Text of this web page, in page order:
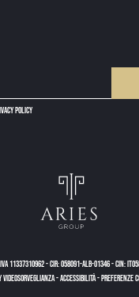
policy
11337310962-CIR: 058091-ALB-01346-CIN:
VIDEOSORVEGLIANZA-ACCESSIBILITÀ- PREFERENZE